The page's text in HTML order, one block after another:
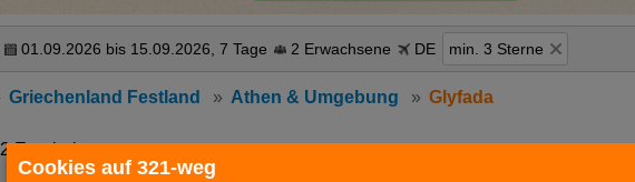
Cookies auf 321-weg
01.09.2026 bis 15.09.2026, 7 Tage 2 Erwachsene DE min. 3 Sterne
Griechenland Festland Athen & Umgebung Glyfada
2 Ergebnisse